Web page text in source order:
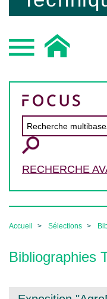
RECHERCHE
Accueil Sélections
Bibliographies